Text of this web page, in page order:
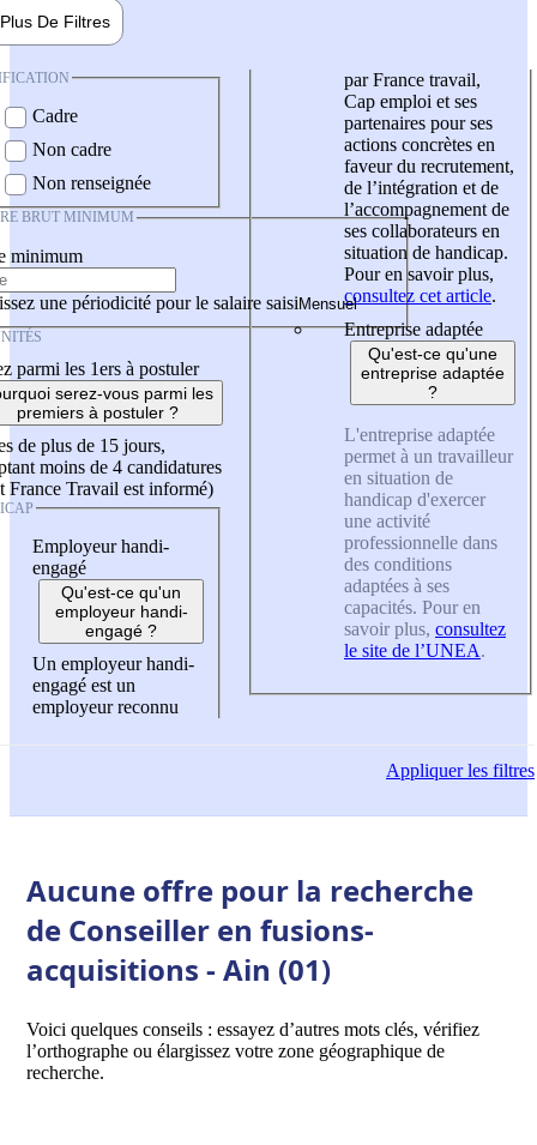
Plus De Filtres
Cadre
Non cadre
Non renseignée
BRUT MINIMUM
minimum
une périodicité pour le salaire saisi
parmi les 1ers à postuler
serez-vous parmi les
premiers à postuler ?
de plus de 15 jours,
moins de 4 candidatures
France Travail est informé)
Employeur handi-
engagé
Qu'est-ce qu'un
employeur handi-
engagé ?
Un employeur handi-
engagé est un
employeur reconnu
par France travail,
Cap emploi et ses
partenaires pour ses
actions concrètes en
faveur du recrutement,
de l’intégration et de
l’accompagnement de
ses collaborateurs en
situation de handicap.
Pour en savoir plus,
consultez cet article.
Entreprise adaptée
Qu'est-ce qu'une
entreprise adaptée
?
L'entreprise adaptée
permet à un travailleur
en situation de
handicap d'exercer
une activité
professionnelle dans
des conditions
adaptées à ses
capacités. Pour en
savoir plus, consultez
le site de l’UNEA.
Appliquerles filtres
Aucune offre pour la recherche
de Conseiller en fusions-
acquisitions - Ain (01)
Voici quelques conseils : essayez d’autres mots clés, vérifiez
l’orthographe ou élargissez votre zone géographique de
recherche.